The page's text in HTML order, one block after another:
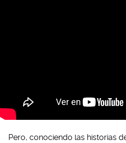
Pero, conociendo las historias